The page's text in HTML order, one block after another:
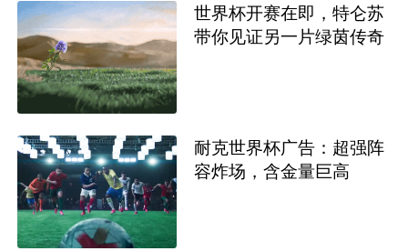
世界杯开赛在即，特仑苏
带你见证另一片绿茵传奇
耐克世界杯广告：超强阵
容炸场，含金量巨高